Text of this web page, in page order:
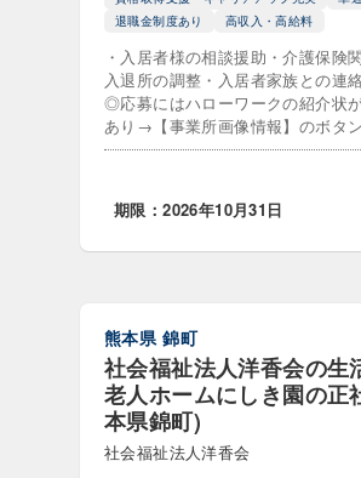
退職金制度あり
高収入・高給料
・入居者様の相談援助・介護保険
入退所の調整・入居者家族との連
◎応募にはハローワークの紹介状
あり→【事業所画像情報】のボタ
期限：2026年10月31日
熊本県 錦町
社会福祉法人洋香会の生
老人ホームにしき園の正
本県錦町)
社会福祉法人洋香会